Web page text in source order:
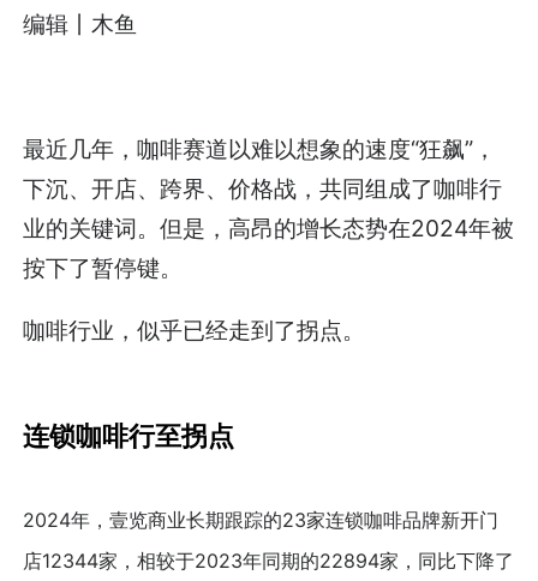
编辑丨木鱼
最近几年，咖啡赛道以难以想象的速度“狂飙”，
下沉、开店、跨界、价格战，共同组成了咖啡行
业的关键词。但是，高昂的增长态势在2024年被
按下了暂停键。
咖啡行业，似乎已经走到了拐点。
连锁咖啡行至拐点
2024年，壹览商业长期跟踪的23家连锁咖啡品牌新开门
店12344家，相较于2023年同期的22894家，同比下降了